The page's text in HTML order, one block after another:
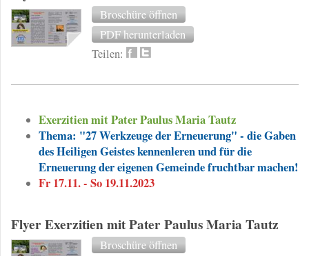
Broschüre öffnen
PDF herunterladen
Teilen:
Exerzitien mit Pater Paulus Maria Tautz
Thema: "27 Werkzeuge der Erneuerung" - die Gaben
des Heiligen Geistes kennenleren und für die
Erneuerung der eigenen Gemeinde fruchtbar machen!
Fr 17.11. - So 19.11.2023
Flyer Exerzitien mit Pater Paulus Maria Tautz
Broschüre öffnen